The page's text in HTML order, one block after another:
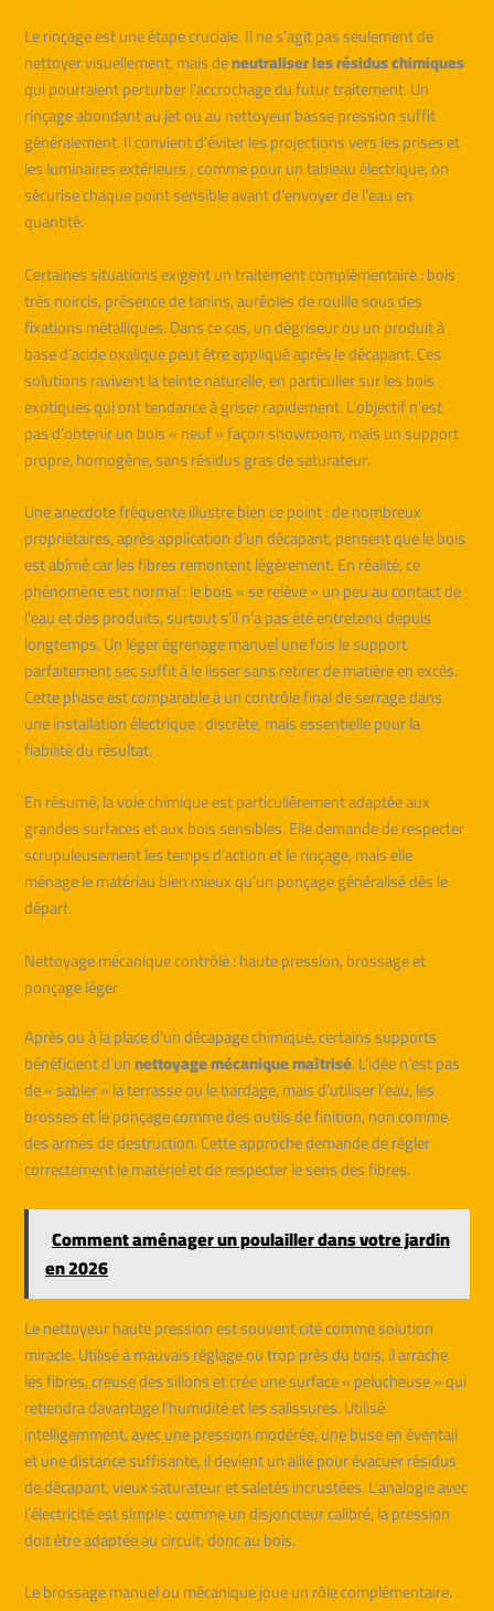
Le rinçage est une étape cruciale. Il ne s’agit pas seulement de
nettoyer visuellement, mais deneutraliser les résidus chimiques
qui pourraient perturber l’accrochage du futur traitement. Un
rinçage abondant au jet ou au nettoyeur basse pression suffit
généralement. Il convient d’éviter les projections vers les prises et
les luminaires extérieurs ; comme pour un tableau électrique, on
sécurise chaque point sensible avant d’envoyer de l’eau en
quantité.
Certaines situations exigent un traitement complémentaire : bois
très noircis, présence de tanins, auréoles de rouille sous des
fixations métalliques. Dans ce cas, un dégriseur ou un produit à
base d’acide oxalique peut être appliqué après le décapant. Ces
solutions ravivent la teinte naturelle, en particulier sur les bois
exotiques qui ont tendance à griser rapidement. L’objectif n’est
pas d’obtenir un bois « neuf » façon showroom, mais un support
propre, homogène, sans résidus gras de saturateur.
Une anecdote fréquente illustre bien ce point : de nombreux
propriétaires, après application d’un décapant, pensent que le bois
est abîmé car les fibres remontent légèrement. En réalité, ce
phénomène est normal : le bois « se relève » un peu au contact de
l’eau et des produits, surtout s’il n’a pas été entretenu depuis
longtemps. Un léger égrenage manuel une fois le support
parfaitement sec suffit à le lisser sans retirer de matière en excès.
Cette phase est comparable à un contrôle final de serrage dans
une installation électrique : discrète, mais essentielle pour la
fiabilité du résultat.
En résumé, la voie chimique est particulièrement adaptée aux
grandes surfaces et aux bois sensibles. Elle demande de respecter
scrupuleusement les temps d’action et le rinçage, mais elle
ménage le matériau bien mieux qu’un ponçage généralisé dès le
départ.
Nettoyage mécanique contrôlé : haute pression, brossage et
ponçage léger
Après ou à la place d’un décapage chimique, certains supports
bénéficient d’unnettoyage mécanique maîtrisé. L’idée n’est pas
de « sabler » la terrasse ou le bardage, mais d’utiliser l’eau, les
brosses et le ponçage comme des outils de finition, non comme
des armes de destruction. Cette approche demande de régler
correctement le matériel et de respecter le sens des fibres.
Comment aménager un poulailler dans votre jardin
en 2026
Le nettoyeur haute pression est souvent cité comme solution
miracle. Utilisé à mauvais réglage ou trop près du bois, il arrache
les fibres, creuse des sillons et crée une surface « pelucheuse » qui
retiendra davantage l’humidité et les salissures. Utilisé
intelligemment, avec une pression modérée, une buse en éventail
et une distance suffisante, il devient un allié pour évacuer résidus
de décapant, vieux saturateur et saletés incrustées. L’analogie avec
l’électricité est simple : comme un disjoncteur calibré, la pression
doit être adaptée au circuit, donc au bois.
Le brossage manuel ou mécanique joue un rôle complémentaire.